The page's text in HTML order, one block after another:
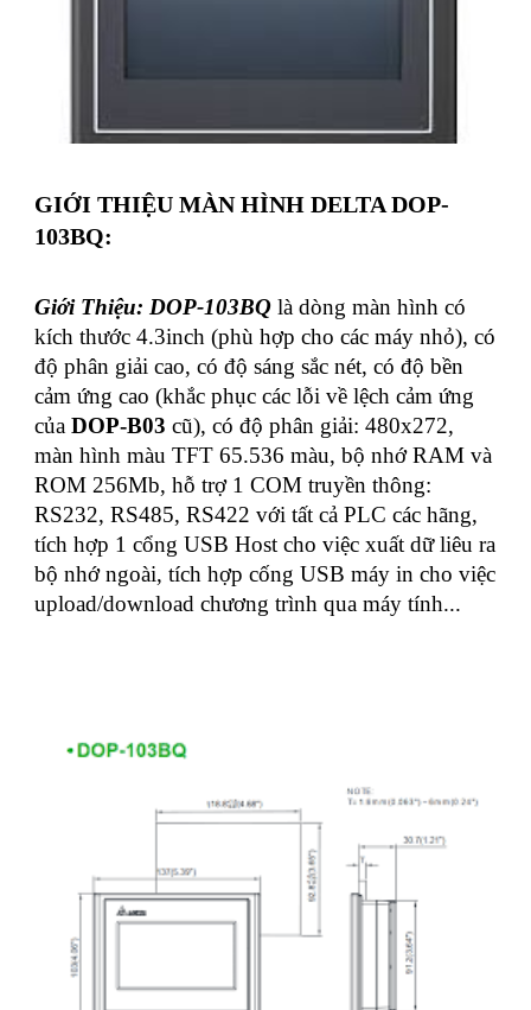
GIỚI THIỆU MÀN HÌNH DELTA DOP-
103BQ:
Giới Thiệu: DOP-103BQ là dòng màn hình có
kích thước 4.3inch (phù hợp cho các máy nhỏ), có
độ phân giải cao, có độ sáng sắc nét, có độ bền
cảm ứng cao (khắc phục các lỗi về lệch cảm ứng
củaDOP-B03cũ), có độ phân giải: 480x272,
màn hình màu TFT 65.536 màu, bộ nhớ RAM và
ROM 256Mb, hỗ trợ 1 COM truyền thông:
RS232, RS485, RS422 với tất cả PLC các hãng,
tích hợp 1 cổng USB Host cho việc xuất dữ liêu ra
bộ nhớ ngoài, tích hợp cống USB máy in cho việc
upload/download chương trình qua máy tính...